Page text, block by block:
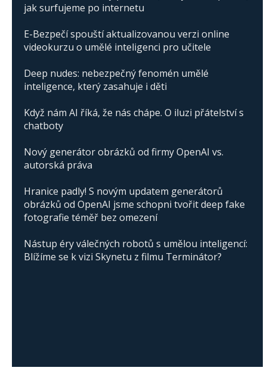
jak surfujeme po internetu
E-Bezpečí spouští aktualizovanou verzi online
videokurzu o umělé inteligenci pro učitele
Deep nudes: nebezpečný fenomén umělé
inteligence, který zasahuje i děti
Když nám AI říká, že nás chápe. O iluzi přátelství s
chatboty
Nový generátor obrázků od firmy OpenAI vs.
autorská práva
Hranice padly! S novým updatem generátorů
obrázků od OpenAI jsme schopni tvořit deep fake
fotografie téměř bez omezení
Nástup éry válečných robotů s umělou inteligencí:
Blížíme se k vizi Skynetu z filmu Terminátor?